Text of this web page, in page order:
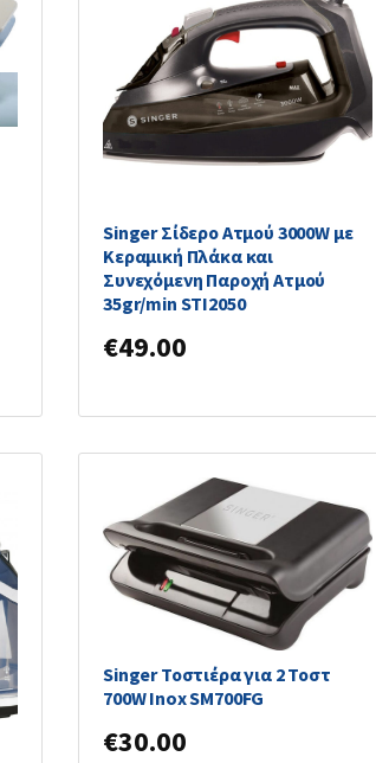
Singer Σίδερο Ατμού 3000W με
Κεραμική Πλάκα και
Συνεχόμενη Παροχή Ατμού
35gr/min STI2050
€49.00
Singer Τοστιέρα για 2 Τοστ
700W Inox SM700FG
€30.00